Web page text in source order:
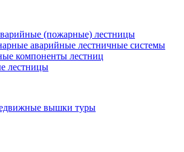
(пожарные) лестницы
аварийные лестничные системы
компоненты лестниц
лестницы
вышки туры